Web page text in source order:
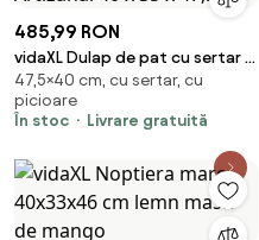
485,99 RON
vidaXL Dulap de pat cu sertar 2
pcs Stejar Artizanal 40 x 35 x
47,5 cm
47,5×40 cm, cu sertar, cu
picioare
În stoc
Livrare gratuită